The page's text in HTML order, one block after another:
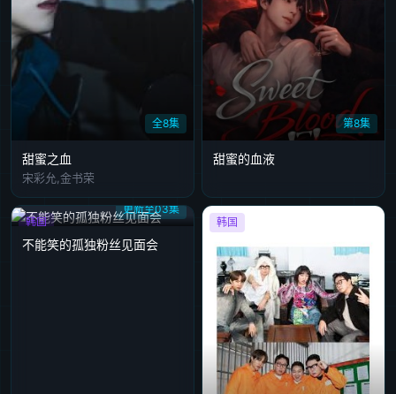
全8集
甜蜜之血
宋彩允,金书荣
第8集
甜蜜的血液
韩国
更新至03集
不能笑的孤独粉丝见面会
韩国